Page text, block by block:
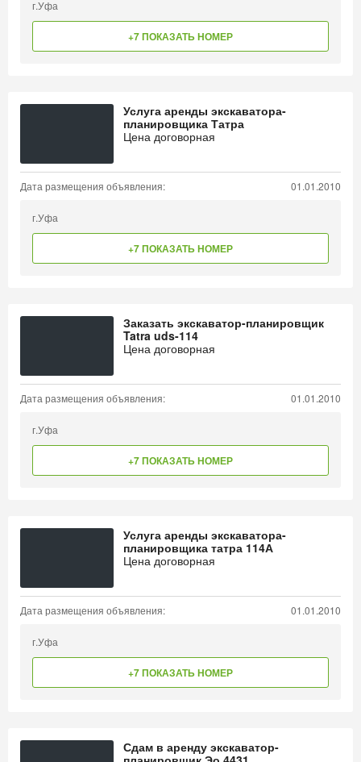
г.Уфа
+7 ПОКАЗАТЬ НОМЕР
Услуга аренды экскаватора-
планировщика Татра
Цена договорная
Дата размещения объявления: 01.01.2010
г.Уфа
+7 ПОКАЗАТЬ НОМЕР
Заказать экскаватор-планировщик
Tatra uds-114
Цена договорная
Дата размещения объявления: 01.01.2010
г.Уфа
+7 ПОКАЗАТЬ НОМЕР
Услуга аренды экскаватора-
планировщика татра 114А
Цена договорная
Дата размещения объявления: 01.01.2010
г.Уфа
+7 ПОКАЗАТЬ НОМЕР
Сдам в аренду экскаватор-